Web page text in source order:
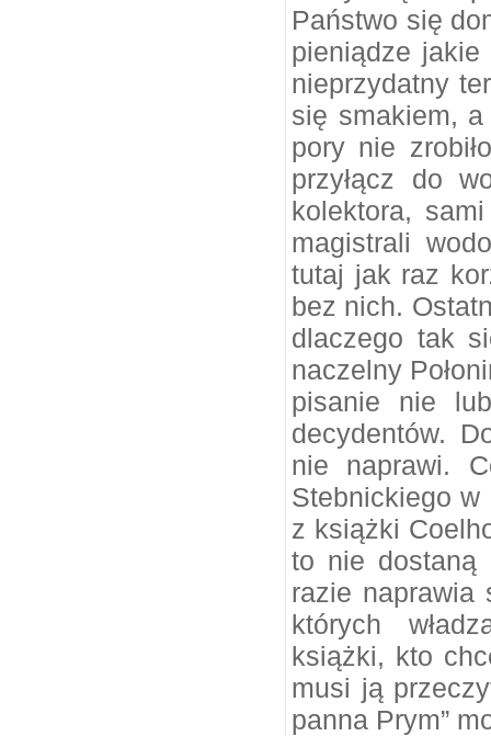
Państwo się
pieniądze
nieprzydatny
się smakiem,
pory nie
przyłącz do
kolektora,
magistrali
tutaj jak raz
bez nich.
dlaczego tak
naczelny
pisanie nie
decydentów.
nie naprawi.
Stebnickiego w
z książki
to nie dostaną
razie naprawia
których
książki, kto
musi ją
panna Prym”